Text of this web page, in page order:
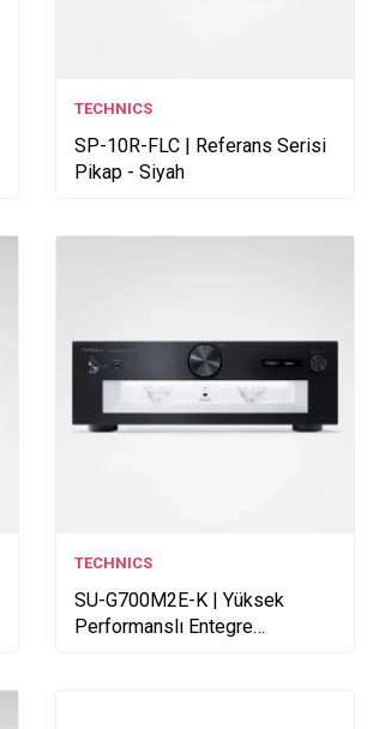
TECHNICS
SP-10R-FLC | Referans Serisi
Pikap - Siyah
TECHNICS
SU-G700M2E-K | Yüksek
Performanslı Entegre